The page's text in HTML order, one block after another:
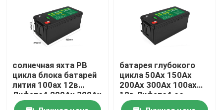
солнечная яхта РВ
цикла блока батарей
лития 100ах 12в
Лифепо4 200Ах 300Ах
глубокая морская
батарея глубокого
цикла 50Ах 150Ах
200Ах 300Ах 100ах
12в Лифепо4 со
встроенным Бмс